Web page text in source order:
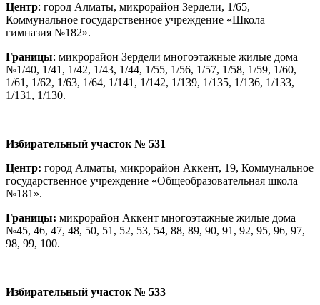
Центр: город Алматы, микрорайон Зердели, 1/65,
Коммунальное государственное учреждение «Школа–
гимназия №182».
Границы: микрорайон Зердели многоэтажные жилые дома
№1/40, 1/41, 1/42, 1/43, 1/44, 1/55, 1/56, 1/57, 1/58, 1/59, 1/60,
1/61, 1/62, 1/63, 1/64, 1/141, 1/142, 1/139, 1/135, 1/136, 1/133,
1/131, 1/130.
Избирательный участок № 531
Центр: город Алматы, микрорайон Аккент, 19, Коммунальное
государственное учреждение «Общеобразовательная школа
№181».
Границы: микрорайон Аккент многоэтажные жилые дома
№45, 46, 47, 48, 50, 51, 52, 53, 54, 88, 89, 90, 91, 92, 95, 96, 97,
98, 99, 100.
Избирательный участок № 533